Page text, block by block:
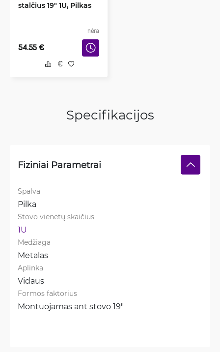
stalčius 19" 1U, Pilkas
nėra
54.55 €
Specifikacijos
Fiziniai Parametrai
Spalva
Pilka
Stovo vienetų skaičius
1U
Medžiaga
Metalas
Aplinka
Vidaus
Formos faktorius
Montuojamas ant stovo 19"